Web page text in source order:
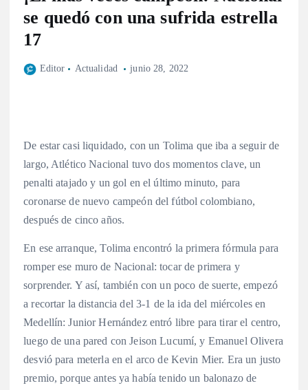
se quedó con una sufrida estrella
17
Editor Actualidad junio 28, 2022
De estar casi liquidado, con un Tolima que iba a seguir de
largo, Atlético Nacional tuvo dos momentos clave, un
penalti atajado y un gol en el último minuto, para
coronarse de nuevo campeón del fútbol colombiano,
después de cinco años.
En ese arranque, Tolima encontró la primera fórmula para
romper ese muro de Nacional: tocar de primera y
sorprender. Y así, también con un poco de suerte, empezó
a recortar la distancia del 3-1 de la ida del miércoles en
Medellín: Junior Hernández entró libre para tirar el centro,
luego de una pared con Jeison Lucumí, y Emanuel Olivera
desvió para meterla en el arco de Kevin Mier. Era un justo
premio, porque antes ya había tenido un balonazo de